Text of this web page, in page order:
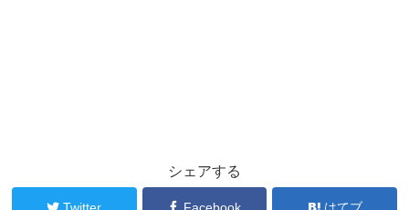
シェアする
Twitter Facebook はてブ